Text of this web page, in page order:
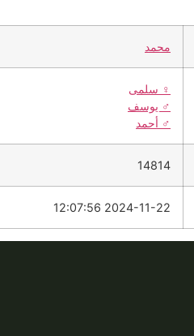
محمد
♀️ سلمى
♂️ يوسف
♂️ أحمد
14814
2024-11-22 12:07:56